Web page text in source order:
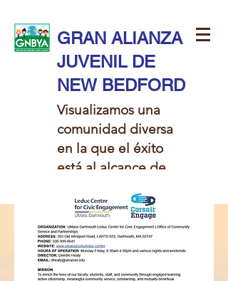
GRAN ALIANZA
JUVENIL DE
NEW BEDFORD
Visualizamos una
comunidad diversa
en la que el éxito
está al alcance de